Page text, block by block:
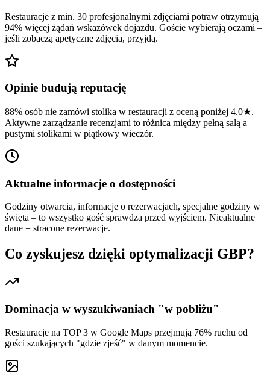
Restauracje z min. 30 profesjonalnymi zdjęciami potraw otrzymują
94% więcej żądań wskazówek dojazdu. Goście wybierają oczami –
jeśli zobaczą apetyczne zdjęcia, przyjdą.
Opinie budują reputację
88% osób nie zamówi stolika w restauracji z oceną poniżej 4.0★.
Aktywne zarządzanie recenzjami to różnica między pełną salą a
pustymi stolikami w piątkowy wieczór.
Aktualne informacje o dostępności
Godziny otwarcia, informacje o rezerwacjach, specjalne godziny w
święta – to wszystko gość sprawdza przed wyjściem. Nieaktualne
dane = stracone rezerwacje.
Co zyskujesz dzięki optymalizacji GBP?
Dominacja w wyszukiwaniach "w pobliżu"
Restauracje na TOP 3 w Google Maps przejmują 76% ruchu od
gości szukających "gdzie zjeść" w danym momencie.